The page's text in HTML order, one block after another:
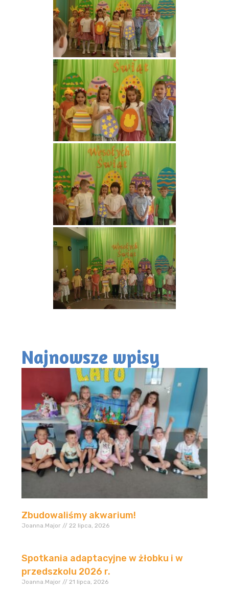
Najnowsze wpisy
Zbudowaliśmy akwarium!
Joanna.Major 22 lipca, 2026
Spotkania adaptacyjne w żłobku i w
przedszkolu 2026 r.
Joanna.Major 21 lipca, 2026